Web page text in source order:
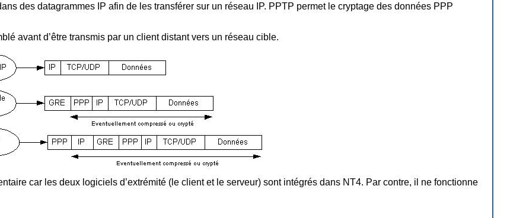
des datagrammes IP afin de les transférer sur un réseau IP. PPTP permet le cryptage des données PPP
avant d’être transmis par un client distant vers un réseau cible.
car les deux logiciels d’extrémité (le client et le serveur) sont intégrés dans NT4. Par contre, il ne fonctionne